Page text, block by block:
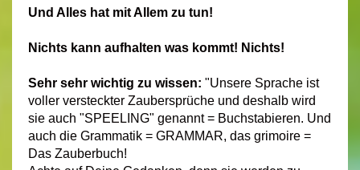
Und Alles hat mit Allem zu tun!
Nichts kann aufhalten was kommt! Nichts!
Sehr sehr wichtig zu wissen: "Unsere Sprache ist
voller versteckter Zaubersprüche und deshalb wird
sie auch "SPEELING" genannt = Buchstabieren. Und
auch die Grammatik = GRAMMAR, das grimoire =
Das Zauberbuch!